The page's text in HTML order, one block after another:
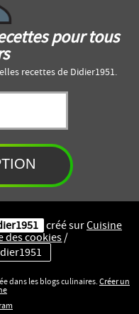
pour tous
recettes de Didier1951.
créé surCuisine
des cookies /
dans les blogs culinaires. Créer un